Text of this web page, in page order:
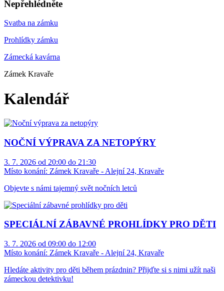
Nepřehlédněte
Svatba na zámku
Prohlídky zámku
Zámecká kavárna
Zámek Kravaře
Kalendář
NOČNÍ VÝPRAVA ZA NETOPÝRY
3. 7. 2026 od 20:00 do 21:30
Místo konání: Zámek Kravaře - Alejní 24, Kravaře
Objevte s námi tajemný svět nočních letců
SPECIÁLNÍ ZÁBAVNÉ PROHLÍDKY PRO DĚTI
3. 7. 2026 od 09:00 do 12:00
Místo konání: Zámek Kravaře - Alejní 24, Kravaře
Hledáte aktivity pro děti během prázdnin? Přijďte si s nimi užít naši
zámeckou detektivku!